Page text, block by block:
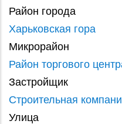
Район города
Харьковская гора
Микрорайон
Район торгового
Застройщик
Строительная
Улица